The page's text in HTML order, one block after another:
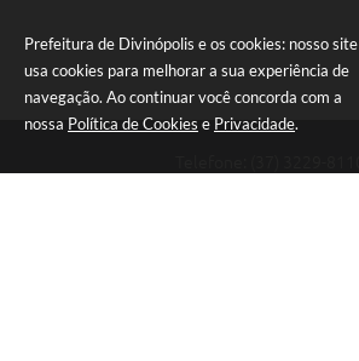
Prefeitura de Divinópolis e os cookies: nosso site
usa cookies para melhorar a sua experiência de
navegação. Ao continuar você concorda com a
nossa Política de Cookies e Privacidade.